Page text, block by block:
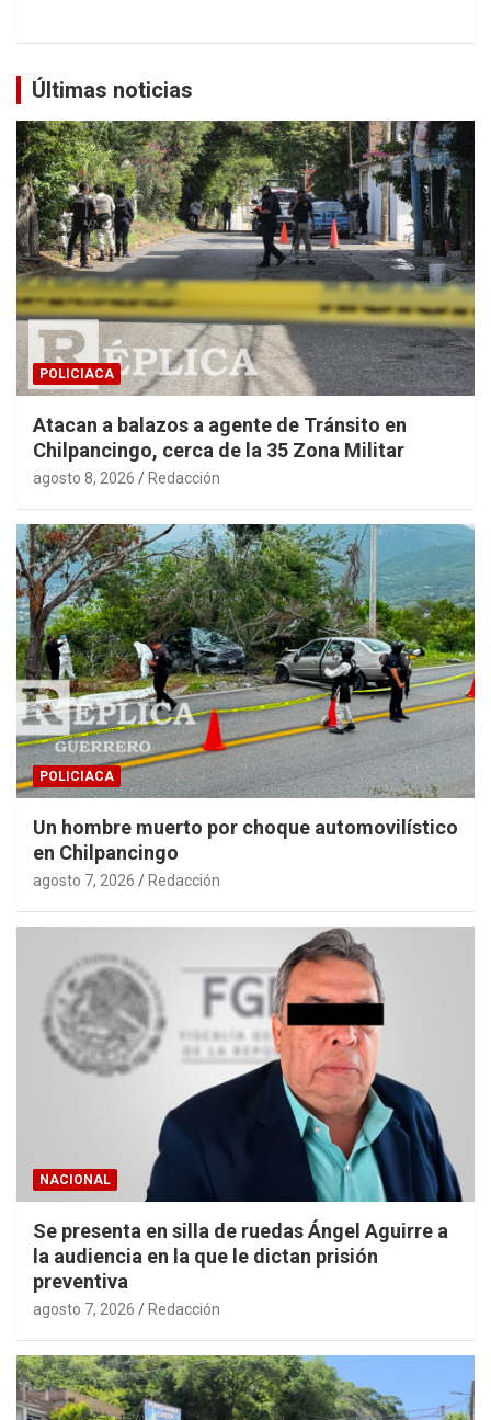
Últimas noticias
POLICIACA
Atacan a balazos a agente de Tránsito en
Chilpancingo, cerca de la 35 Zona Militar
agosto 8, 2026 Redacción
POLICIACA
Un hombre muerto por choque automovilístico
en Chilpancingo
agosto 7, 2026 Redacción
NACIONAL
Se presenta en silla de ruedas Ángel Aguirre a
la audiencia en la que le dictan prisión
preventiva
agosto 7, 2026 Redacción